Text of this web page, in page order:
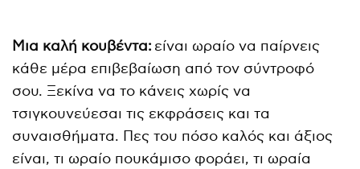
Μια καλή κουβέντα: είναι ωραίο να παίρνεις
κάθε μέρα επιβεβαίωση από τον σύντροφό
σου. Ξεκίνα να το κάνεις χωρίς να
τσιγκουνεύεσαι τις εκφράσεις και τα
συναισθήματα. Πες του πόσο καλός και άξιος
είναι, τι ωραίο πουκάμισο φοράει, τι ωραία